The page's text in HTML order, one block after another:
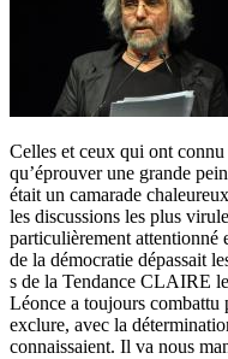
Celles et ceux qui ont
qu’éprouver une grande
était un camarade
les discussions les plus
particulièrement attentionné
de la démocratie dépassait
s de la Tendance CLAIRE
Léonce a toujours combattu
exclure, avec la
connaissaient. Il va nous